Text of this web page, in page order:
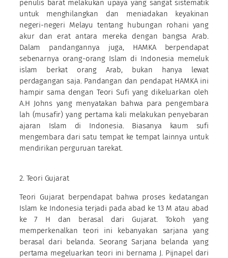
penulis barat melakukan upaya yang sangat sistematik
untuk menghilangkan dan meniadakan keyakinan
negeri-negeri Melayu tentang hubungan rohani yang
akur dan erat antara mereka dengan bangsa Arab.
Dalam pandangannya juga, HAMKA berpendapat
sebenarnya orang-orang Islam di Indonesia memeluk
islam berkat orang Arab, bukan hanya lewat
perdagangan saja. Pandangan dan pendapat HAMKA ini
hampir sama dengan Teori Sufi yang dikeluarkan oleh
A.H Johns yang menyatakan bahwa para pengembara
lah (musafir) yang pertama kali melakukan penyebaran
ajaran Islam di Indonesia. Biasanya kaum sufi
mengembara dari satu tempat ke tempat lainnya untuk
mendirikan perguruan tarekat.
2. Teori Gujarat
Teori Gujarat berpendapat bahwa proses kedatangan
Islam ke Indonesia terjadi pada abad ke 13 M atau abad
ke 7 H dan berasal dari Gujarat. Tokoh yang
memperkenalkan teori ini kebanyakan sarjana yang
berasal dari belanda. Seorang Sarjana belanda yang
pertama megeluarkan teori ini bernama J. Pijnapel dari